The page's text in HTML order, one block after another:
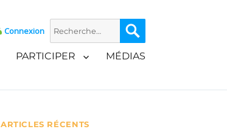
Connexion
Recherche
pour :
PARTICIPER MÉDIAS
ARTICLES RÉCENTS